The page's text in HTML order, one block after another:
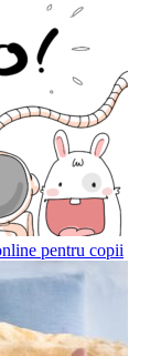
pentru copii